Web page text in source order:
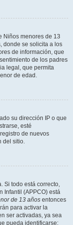
Niños menores de 13
donde se solicita a los
de información, que
de los padres
legal, que permita
de edad.
su dirección IP o que
esté
de nuevos
del sitio.
Si todo está correcto,
Infantil (APPCO) está
de 13 años entonces
para activar la
ser activadas, ya sea
pueda identificarse;